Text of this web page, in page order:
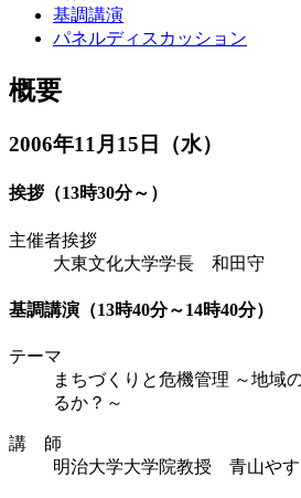
基調講演
パネルディスカッション
概要
2006年11月15日（水）
挨拶（13時30分～）
主催者挨拶
大東文化大学学長 和田守
基調講演（13時40分～14時40分）
テーマ
まちづくりと危機管理 ～地域
るか？～
講 師
明治大学大学院教授 青山やす